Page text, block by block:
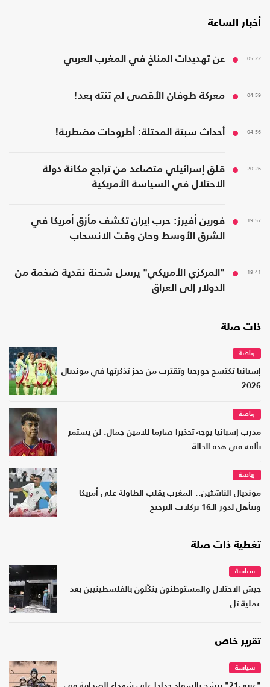
أخبار الساعة
05:22 عن تهديدات المناخ في المغرب العربي
04:59 معركة طوفان الأقصى لم تنته بعد!
04:56 أحداث سبتة المحتلة: أطروحات مضطربة!
20:26
قلق إسرائيلي متصاعد من تراجع مكانة دولة
الاحتلال في السياسة الأمريكية
19:57
فورين أفيرز: حرب إيران تكشف مأزق أمريكا في
الشرق الأوسط وحان وقت الانسحاب
19:41
"المركزي الأمريكي" يرسل شحنة نقدية ضخمة من
الدولار إلى العراق
ذات صلة
رياضة
إسبانيا تكتسح جورجيا وتقترب من حجز تذكرتها في مونديال
2026
رياضة
مدرب إسبانيا يوجه تحذيرا صارما للامين جمال: لن يستمر
تألقه في هذه الحالة
رياضة
مونديال الناشئين.. المغرب يقلب الطاولة على أمريكا
ويتأهل لدور الـ16 بركلات الترجيح
تغطية ذات صلة
سياسة
جيش الاحتلال والمستوطنون ينكّلون بالفلسطينيين بعد
عملية تل
تقرير خاص
سياسة